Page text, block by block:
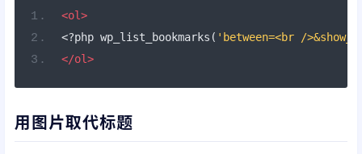
<ol>
<?php wp_list_bookmarks ( 'between=<br /
</ol>
用图片取代标题